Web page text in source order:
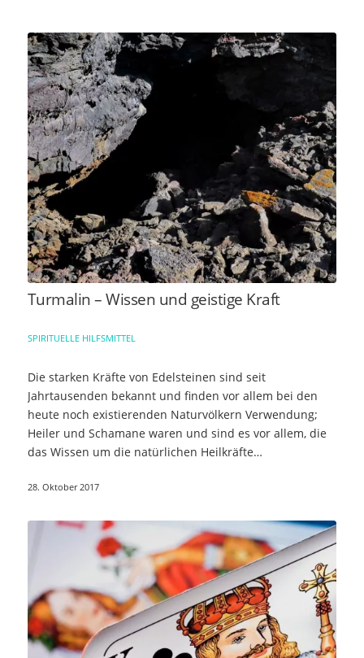
Turmalin – Wissen und geistige Kraft
SPIRITUELLE HILFSMITTEL
Die starken Kräfte von Edelsteinen sind seit
Jahrtausenden bekannt und finden vor allem bei den
heute noch existierenden Naturvölkern Verwendung;
Heiler und Schamane waren und sind es vor allem, die
das Wissen um die natürlichen Heilkräfte…
28. Oktober 2017